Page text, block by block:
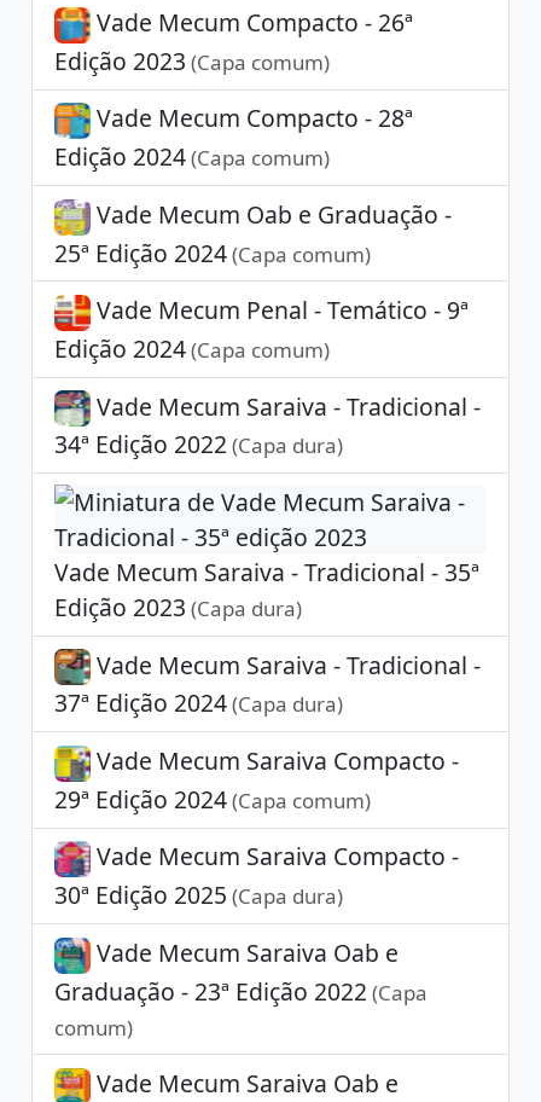
Vade Mecum Compacto - 26ª
Edição 2023 (Capa comum)
Vade Mecum Compacto - 28ª
Edição 2024(Capa comum)
Vade Mecum Oab e Graduação -
25ª Edição 2024(Capa comum)
Vade Mecum Penal - Temático - 9ª
Edição 2024(Capa comum)
Vade Mecum Saraiva - Tradicional -
34ª Edição 2022 (Capa dura)
Vade Mecum Saraiva - Tradicional - 35ª
Edição 2023 (Capa dura)
Vade Mecum Saraiva - Tradicional -
37ª Edição 2024(Capa dura)
Vade Mecum Saraiva Compacto -
29ª Edição 2024(Capa comum)
Vade Mecum Saraiva Compacto -
30ª Edição 2025 (Capa dura)
Vade Mecum Saraiva Oab e
Graduação - 23ª Edição 2022 (Capa
comum)
Vade Mecum Saraiva Oab e